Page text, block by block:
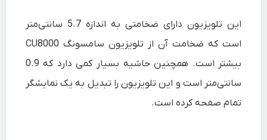
این تلویزیون دارای ضخامتی به اندازه 5.7 سانتی‌متر
است که ضخامت آن از تلویزیون سامسونگ CU8000
بیشتر است. همچنین حاشیه بسیار کمی دارد که 0.9
سانتی‌متر است و این تلویزیون را تبدیل به یک نمایشگر
تمام صفحه کرده است.